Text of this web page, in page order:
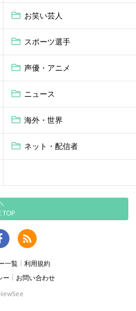
お笑い芸人
スポーツ選手
声優・アニメ
ニュース
海外・世界
ネット・配信者
TOP
一覧
利用規約
ー
お問い合わせ